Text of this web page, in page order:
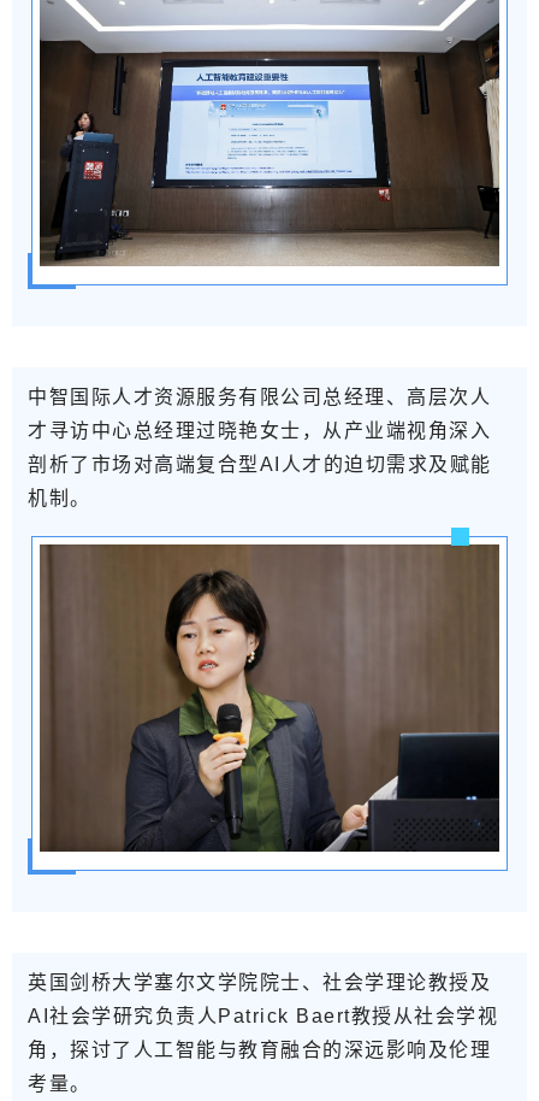
中智国际人才资源服务有限公司总经理、高层次人
才寻访中心总经理过晓艳女士，从产业端视角深入
剖析了市场对高端复合型AI人才的迫切需求及赋能
机制。
英国剑桥大学塞尔文学院院士、社会学理论教授及
AI社会学研究负责人Patrick Baert教授 从社会学视
角，探讨了人工智能与教育融合的深远影响及伦理
考量。